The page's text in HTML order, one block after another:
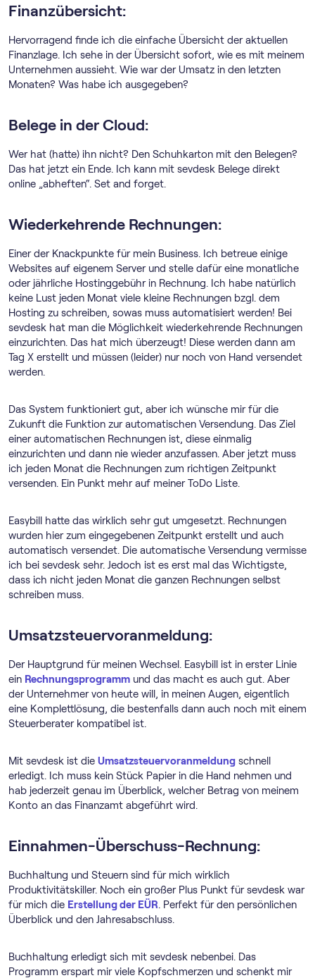
Finanzübersicht:
Hervorragend finde ich die einfache Übersicht der aktuellen
Finanzlage. Ich sehe in der Übersicht sofort, wie es mit meinem
Unternehmen aussieht. Wie war der Umsatz in den letzten
Monaten? Was habe ich ausgegeben?
Belege in der Cloud:
Wer hat (hatte) ihn nicht? Den Schuhkarton mit den Belegen?
Das hat jetzt ein Ende. Ich kann mit sevdesk Belege direkt
online „abheften“. Set and forget.
Wiederkehrende Rechnungen:
Einer der Knackpunkte für mein Business. Ich betreue einige
Websites auf eigenem Server und stelle dafür eine monatliche
oder jährliche Hostinggebühr in Rechnung. Ich habe natürlich
keine Lust jeden Monat viele kleine Rechnungen bzgl. dem
Hosting zu schreiben, sowas muss automatisiert werden! Bei
sevdesk hat man die Möglichkeit wiederkehrende Rechnungen
einzurichten. Das hat mich überzeugt! Diese werden dann am
Tag X erstellt und müssen (leider) nur noch von Hand versendet
werden.
Das System funktioniert gut, aber ich wünsche mir für die
Zukunft die Funktion zur automatischen Versendung. Das Ziel
einer automatischen Rechnungen ist, diese einmalig
einzurichten und dann nie wieder anzufassen. Aber jetzt muss
ich jeden Monat die Rechnungen zum richtigen Zeitpunkt
versenden. Ein Punkt mehr auf meiner ToDo Liste.
Easybill hatte das wirklich sehr gut umgesetzt. Rechnungen
wurden hier zum eingegebenen Zeitpunkt erstellt und auch
automatisch versendet. Die automatische Versendung vermisse
ich bei sevdesk sehr. Jedoch ist es erst mal das Wichtigste,
dass ich nicht jeden Monat die ganzen Rechnungen selbst
schreiben muss.
Umsatz­steuer­voranmeldung:
Der Hauptgrund für meinen Wechsel. Easybill ist in erster Linie
ein Rechnungs­programm und das macht es auch gut. Aber
der Unternehmer von heute will, in meinen Augen, eigentlich
eine Komplettlösung, die bestenfalls dann auch noch mit einem
Steuerberater kompatibel ist.
Mit sevdesk ist die Umsatz­steuer­voranmeldung schnell
erledigt. Ich muss kein Stück Papier in die Hand nehmen und
hab jederzeit genau im Überblick, welcher Betrag von meinem
Konto an das Finanzamt abgeführt wird.
Einnahmen-Überschuss-Rechnung:
Buchhaltung und Steuern sind für mich wirklich
Produktivitätskiller. Noch ein großer Plus Punkt für sevdesk war
für mich die Erstellung der EÜR. Perfekt für den persönlichen
Überblick und den Jahresabschluss.
Buchhaltung erledigt sich mit sevdesk nebenbei. Das
Programm erspart mir viele Kopfschmerzen und schenkt mir